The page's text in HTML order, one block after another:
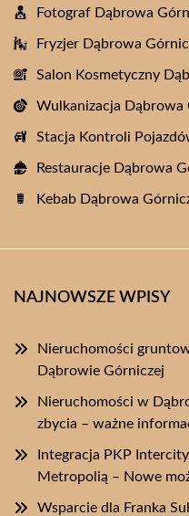
Fotograf Dąbrowa
Fryzjer Dąbrowa
Salon Kosmetyczny
Wulkanizacja Dąbrowa
Stacja Kontroli
Restauracje Dąbrowa
Kebab Dąbrowa
NAJNOWSZE WPISY
Nieruchomości
Dąbrowie Górniczej
Nieruchomości w
zbycia – ważne
Integracja PKP
Metropolią – Nowe
Wsparcie dla Franka